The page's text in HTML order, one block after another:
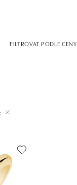
FILTROVAT PODLE CENY